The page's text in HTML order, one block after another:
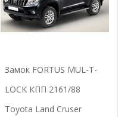
Замок FORTUS MUL-T-
LOCK КПП 2161/88
Toyota Land Cruser